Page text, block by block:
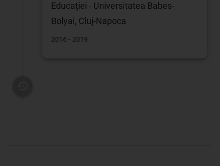
Educaţiei - Universitatea Babes-
Bolyai, Cluj-Napoca
2016 - 2019